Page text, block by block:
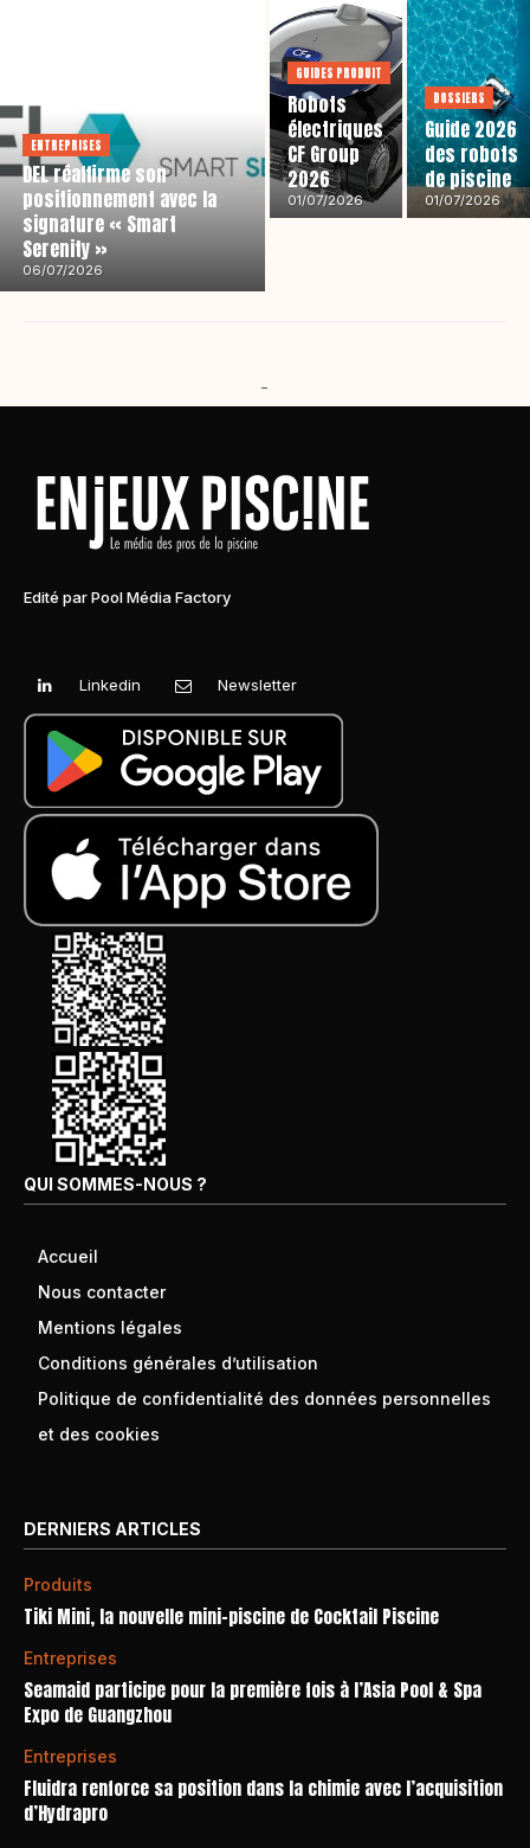
ENTREPRISES
DEL réaffirme son
positionnement avec la
signature « Smart
Serenity »
06/07/2026
GUIDES PRODUIT
Robots
électriques
CF Group
2026
01/07/2026
DOSSIERS
Guide 2026
des robots
de piscine
01/07/2026
-
Edité par Pool Média Factory
Linkedin Newsletter
QUI SOMMES-NOUS ?
Accueil
Nous contacter
Mentions légales
Conditions générales d’utilisation
Politique de confidentialité des données personnelles
et des cookies
DERNIERS ARTICLES
Produits
Tiki Mini, la nouvelle mini-piscine de Cocktail Piscine
Entreprises
Seamaid participe pour la première fois à l’Asia Pool & Spa
Expo de Guangzhou
Entreprises
Fluidra renforce sa position dans la chimie avec l’acquisition
d’Hydrapro